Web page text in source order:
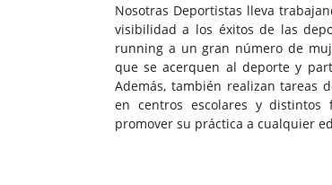
Nosotras Deportistas lleva
visibilidad a los éxitos de las
running a un gran número de
que se acerquen al deporte y
Además, también realizan tareas
en centros escolares y
promover su práctica a cualquier